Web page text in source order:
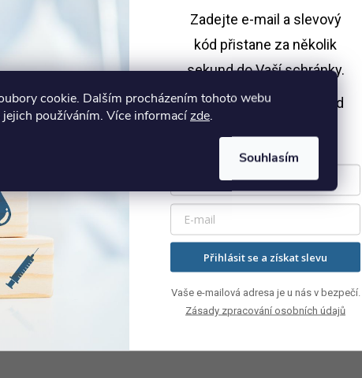
cookie. Dalším procházením tohoto webu
používáním. Více informacízde.
Souhlasím
Zadejte e-mail a slevový
kód přistane za několik
sekund do Vaší schránky.
Sleva platí při nákupu
nad
Přihlásit se a získat slevu
Vaše e-mailová adresa je u nás v bezpečí.
Zásady zpracování osobních údajů